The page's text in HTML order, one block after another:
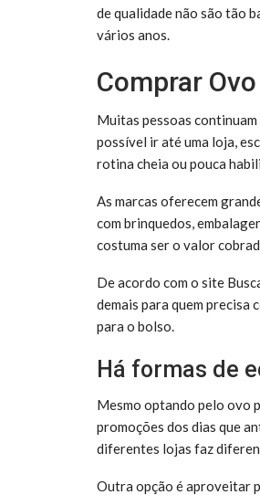
de qualidade não são tão
vários anos.
Comprar
Muitas pessoas
possível ir até uma loja,
rotina cheia ou pouca
As marcas oferecem
com brinquedos,
costuma ser o valor
De acordo com o site
demais para quem precisa
para o bolso.
Há formas de
Mesmo optando pelo ovo
promoções dos dias que
diferentes lojas faz
Outra opção é aproveitar